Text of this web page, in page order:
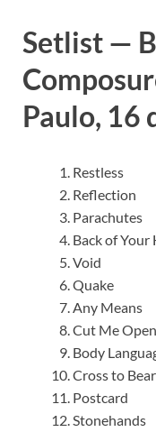
Setlist —
Paulo, 16
Restless
Reflection
Parachutes
Back of Your
Void
Quake
Any Means
Cut Me Open
Body
Cross to Bear
Postcard
Stonehands